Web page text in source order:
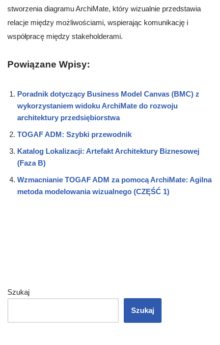
stworzenia diagramu ArchiMate, który wizualnie przedstawia
relacje między możliwościami, wspierając komunikację i
współpracę między stakeholderami.
Powiązane Wpisy:
Poradnik dotyczący Business Model Canvas (BMC) z
wykorzystaniem widoku ArchiMate do rozwoju
architektury przedsiębiorstwa
TOGAF ADM: Szybki przewodnik
Katalog Lokalizacji: Artefakt Architektury Biznesowej
(Faza B)
Wzmacnianie TOGAF ADM za pomocą ArchiMate: Agilna
metoda modelowania wizualnego (CZĘŚĆ 1)
Szukaj
Szukaj